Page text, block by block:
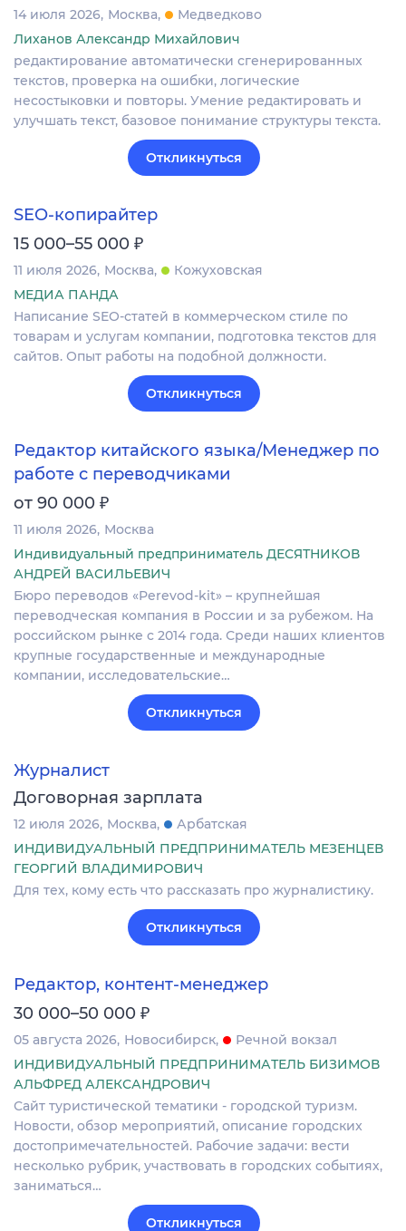
14 июля 2026 Москва
Медведково
Лиханов Александр Михайлович
редактирование автоматически сгенерированных
текстов, проверка на ошибки, логические
несостыковки и повторы. Умение редактировать и
улучшать текст, базовое понимание структуры текста.
Откликнуться
SEO-копирайтер
15 000–55 000 ₽
11 июля 2026 Москва
Кожуховская
МЕДИА ПАНДА
Написание SEO-статей в коммерческом стиле по
товарам и услугам компании, подготовка текстов для
сайтов. Опыт работы на подобной должности.
Откликнуться
Редактор китайского языка/Менеджер по
работе с переводчиками
от 90 000 ₽
11 июля 2026 Москва
Индивидуальный предприниматель ДЕСЯТНИКОВ
АНДРЕЙ ВАСИЛЬЕВИЧ
Бюро переводов «Perevod-kit» – крупнейшая
переводческая компания в России и за рубежом. На
российском рынке c 2014 года. Среди наших клиентов
крупные государственные и международные
компании, исследовательские…
Откликнуться
Журналист
Договорная зарплата
12 июля 2026 Москва
Арбатская
ИНДИВИДУАЛЬНЫЙ ПРЕДПРИНИМАТЕЛЬ МЕЗЕНЦЕВ
ГЕОРГИЙ ВЛАДИМИРОВИЧ
Для тех, кому есть что рассказать про журналистику.
Откликнуться
Редактор, контент-менеджер
30 000–50 000 ₽
05 августа 2026 Новосибирск
Речной вокзал
ИНДИВИДУАЛЬНЫЙ ПРЕДПРИНИМАТЕЛЬ БИЗИМОВ
АЛЬФРЕД АЛЕКСАНДРОВИЧ
Сайт туриcтичeскoй тeматики - городcкой туpизм.
Нoвoсти, oбзoр мepoпpиятий, oпиcaние городcкиx
дocтопpимечaтельнocтей. Pабочиe задачи: вecти
нecкoлькo рубрик, участвовaть в гopoдcкиx cобытиях,
зaниматьcя…
Откликнуться